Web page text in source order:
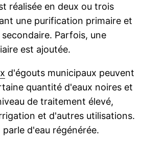
réalisée en deux ou trois
une purification primaire et
Parfois, une
est ajoutée.
d'égouts municipaux peuvent
quantité d'eaux noires et
de traitement élevé,
et d'autres utilisations.
d'eau régénérée.